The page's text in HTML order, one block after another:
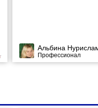
Альбина
Профессионал